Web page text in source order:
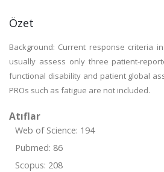
Özet
Background: Current response criteria
usually assess only three patient-
functional disability and patient global
PROs such as fatigue are not included.
Atıflar
Web of Science: 194
Pubmed: 86
Scopus: 208